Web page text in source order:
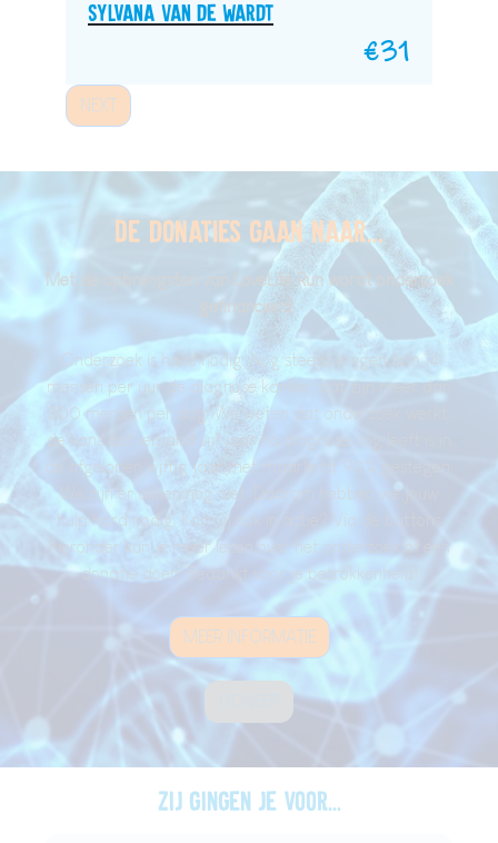
Sylvana Van de Wardt
€31
NEXT
De donaties gaan naar...
Met de opbrengsten van LoveLife Run wordt onderzoek
gefinancierd
Onderzoek is hard nodig. Nog steeds krijgen zo'n 14
mensen per uur de diagnose kanker, dat zijn meer dan
300 mensen per dag. We weten dat onderzoek werkt;
de kans dat iemand vijf jaar na diagnose nog leeft is in
de afgelopen vijftig jaar met maarliefst 90% gestegen.
We zijn er alleen nog niet. Daarom hebben we jouw
hulp hard nodig. Kom jij ook in actie? Via de buttons
hieronder kun je meer lezen over het onderzoek of een
donatie doen. Bedankt voor je betrokkenheid!
MEER INFORMATIE
Zij gingen je voor...